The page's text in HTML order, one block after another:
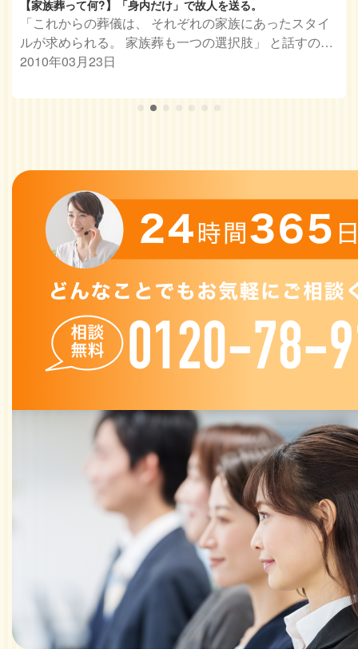
【家族葬って何?】「身内だけ」で故人を送る。
「これからの葬儀は、 それぞれの家族にあったスタイ
ルが求められる。 家族葬も一つの選択肢」 と話すの…
2010年03月23日